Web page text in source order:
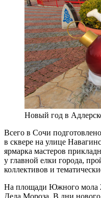
Новый год в
Всего в Сочи
в сквере на улице
ярмарка мастеров
у главной елки города,
коллективов и
На площади Южного мола